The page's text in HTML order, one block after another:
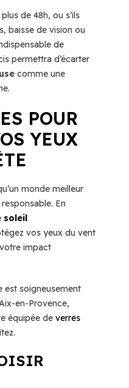
de 48h, ou s’ils
baisse de vision ou
de
permettra d’écarter
comme une
POUR
YEUX
monde meilleur
En
soleil
vos yeux du vent
impact
est soigneusement
en-Provence,
équipée de verres